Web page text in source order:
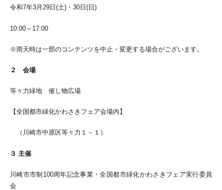
令和7年3月29日(土)・30日(日)
10:00～17:00
※雨天時は一部のコンテンツを中止・変更する場合がございます。
２ 会場
等々力緑地 催し物広場
【全国都市緑化かわさきフェア会場内】
（川崎市中原区等々力１－１）
３ 主催
川崎市市制100周年記念事業・全国都市緑化かわさきフェア実行委員
会